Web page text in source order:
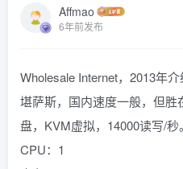
Affmao
6年前发布
Wholesale Internet，2013年
堪萨斯，国内速度一般，但
盘，KVM虚拟，14000读写/秒。
CPU：1